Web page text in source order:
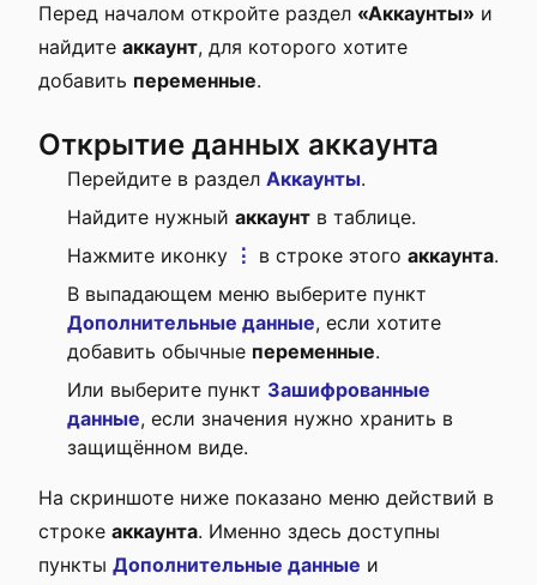
Перед началом откройте раздел «Аккаунты» и
найдите аккаунт, для которого хотите
добавить переменные.
Открытие данных аккаунта
Перейдите в раздел Аккаунты.
Найдите нужный аккаунт в таблице.
Нажмите иконку ⋮ в строке этого аккаунта.
В выпадающем меню выберите пункт
Дополнительные данные, если хотите
добавить обычные переменные.
Или выберите пункт Зашифрованные
данные, если значения нужно хранить в
защищённом виде.
На скриншоте ниже показано меню действий в
строке аккаунта. Именно здесь доступны
пункты Дополнительные данные и